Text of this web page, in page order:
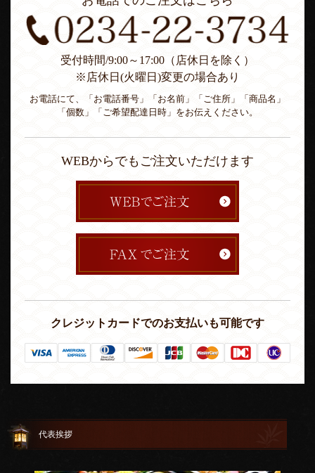
受付時間/9:00～17:00（店休日を除く）
※店休日(火曜日)変更の場合あり
お電話にて、「お電話番号」「お名前」「ご住所」「商品名」
「個数」「ご希望配達日時」をお伝えください。
WEBからでもご注文いただけます
クレジットカードでのお支払いも可能です
代表挨拶